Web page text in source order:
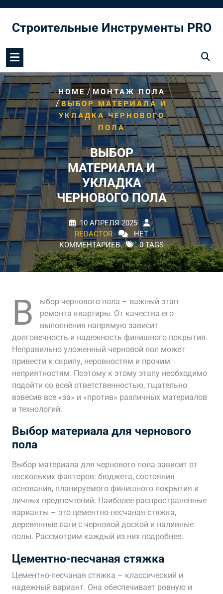
содержимому
Строительные Инструменты PRO
HOME/МОНТАЖ ПОЛА
/ ВЫБОР МАТЕРИАЛА И
УКЛАДКА ЧЕРНОВОГО
ПОЛА
ВЫБОР
МАТЕРИАЛА И
УКЛАДКА
ЧЕРНОВОГО ПОЛА
10 АПРЕЛЯ 2025
REDACTOR
НЕТ
КОММЕНТАРИЕВ
0 TAGS
В
ыбор чернового пола – важный этап
ремонта квартиры. От качества его
выполнения напрямую зависит
долговечность и надежность финишного покрытия.
Неправильно уложенный черновой пол может
привести к скрипу, неровностям и прочим
неприятностям. Поэтому к этому этапу необходимо
подойти со всей ответственностью, тщательно
взвесив все «за» и «против» различных материалов
и технологий.
Выбор материала для чернового
пола
Выбор материала для чернового пола зависит от
нескольких факторов: бюджета, состояния
основания, планируемого финишного покрытия и
личных предпочтений. Наиболее распространенные
варианты – это цементно-песчаная стяжка,
деревянные лаги с черновой доской и наливные
полы. Рассмотрим каждый из них подробнее.
Цементно-песчаная стяжка
Цементно-песчаная стяжка – классический и
надежный вариант. Она обеспечивает ровную и